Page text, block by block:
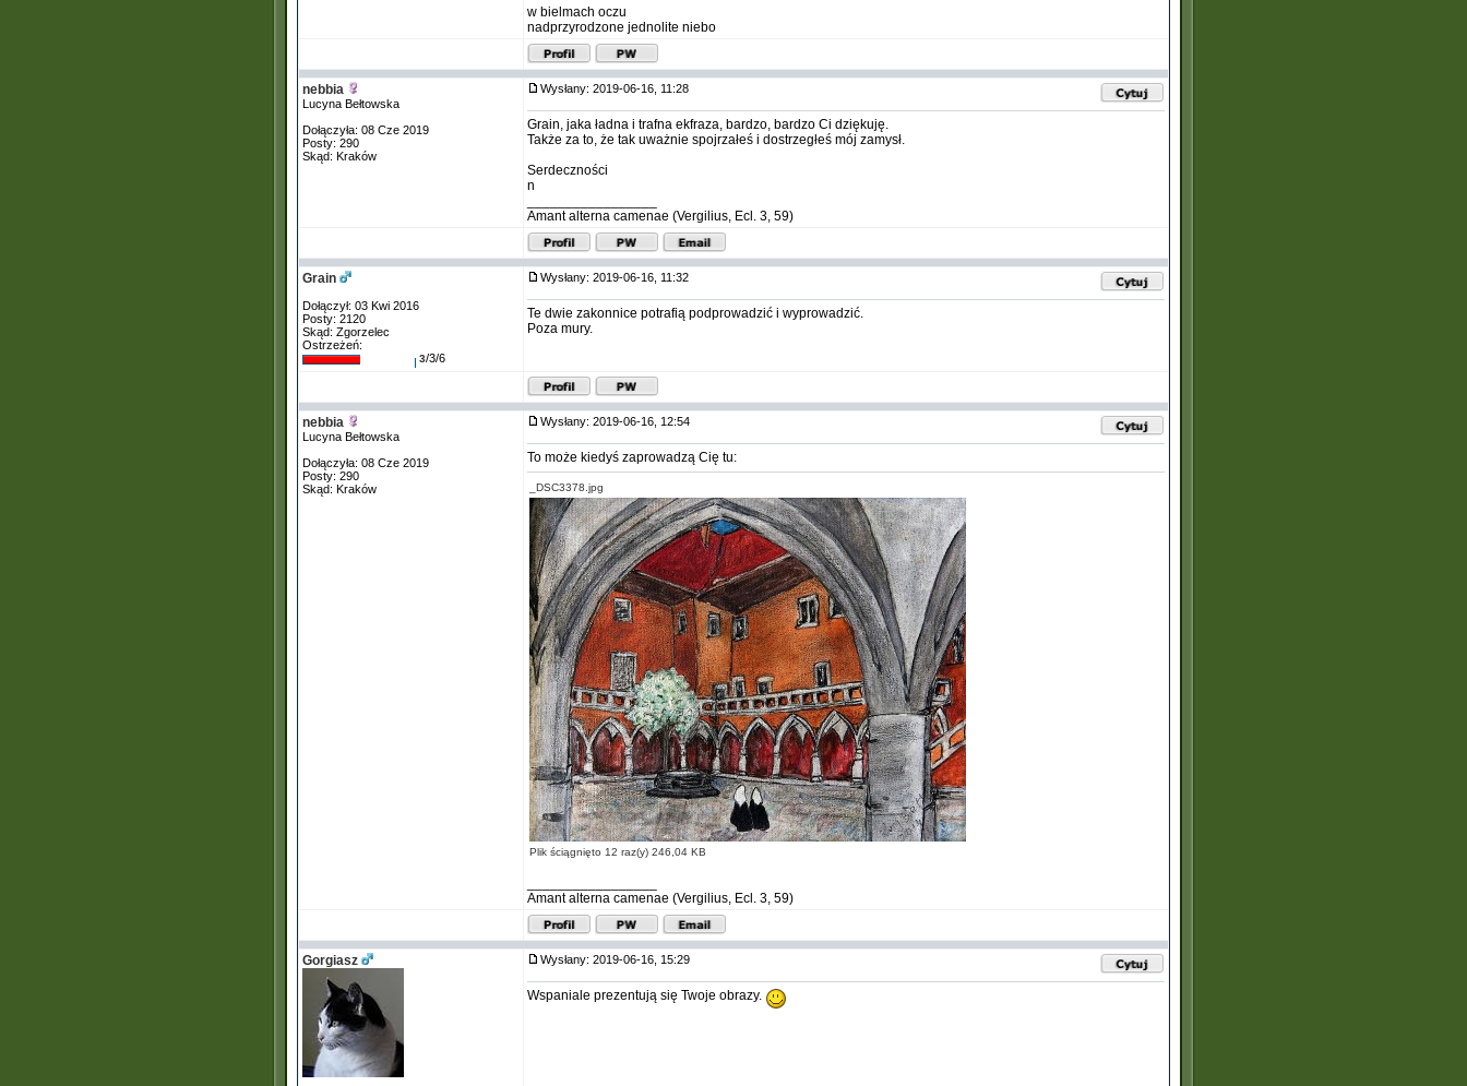
w bielmach oczu
nadprzyrodzone jednolite niebo
nebbia
Lucyna Bełtowska
Dołączyła: 08 Cze 2019
Posty: 290
Skąd: Kraków
Wysłany: 2019-06-16, 11:28
Grain, jaka ładna i trafna ekfraza, bardzo, bardzo Ci dziękuję.
Także za to, że tak uważnie spojrzałeś i dostrzegłeś mój zamysł.
Serdeczności
n
Amant alterna camenae (Vergilius, Ecl. 3, 59)
Grain
Dołączył: 03 Kwi 2016
Posty: 2120
Skąd: Zgorzelec
Ostrzeżeń:
3/3/6
Wysłany: 2019-06-16, 11:32
Te dwie zakonnice potrafią podprowadzić i wyprowadzić.
Poza mury.
nebbia
Lucyna Bełtowska
Dołączyła: 08 Cze 2019
Posty: 290
Skąd: Kraków
Wysłany: 2019-06-16, 12:54
To może kiedyś zaprowadzą Cię tu:
_DSC3378.jpg
Plik ściągnięto 12 raz(y) 246,04 KB
Amant alterna camenae (Vergilius, Ecl. 3, 59)
Gorgiasz Wysłany: 2019-06-16, 15:29
Wspaniale prezentują się Twoje obrazy.